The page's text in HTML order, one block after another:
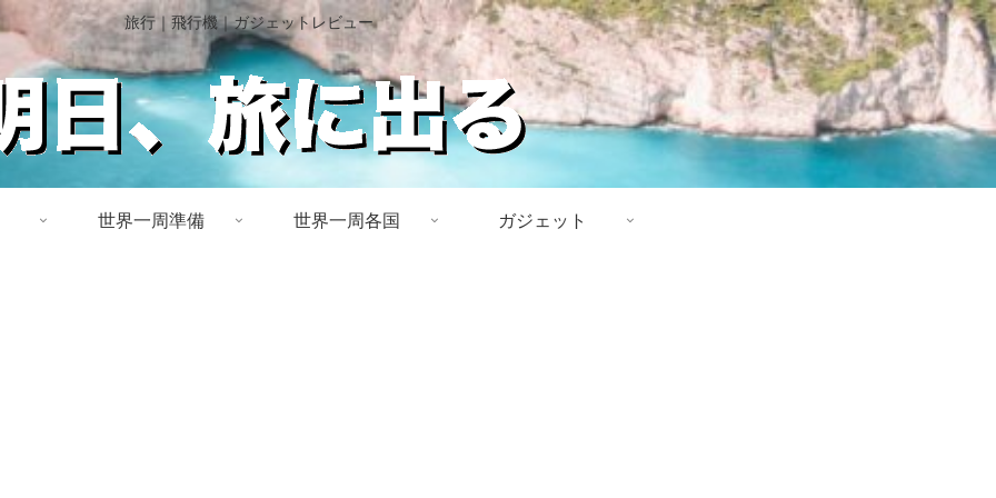
旅行｜飛行機｜ガジェットレビュー
世界一周準備 世界一周各国 ガジェット